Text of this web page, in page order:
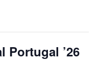
Portugal ’26